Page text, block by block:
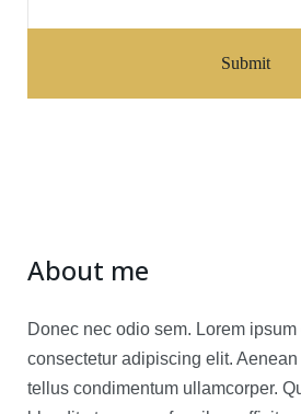
About me
Donec nec odio sem. Lorem ipsum
consectetur adipiscing elit.
tellus condimentum ullamcorper.